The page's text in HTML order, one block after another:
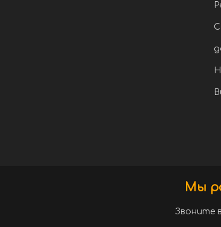
Мы
Звоните